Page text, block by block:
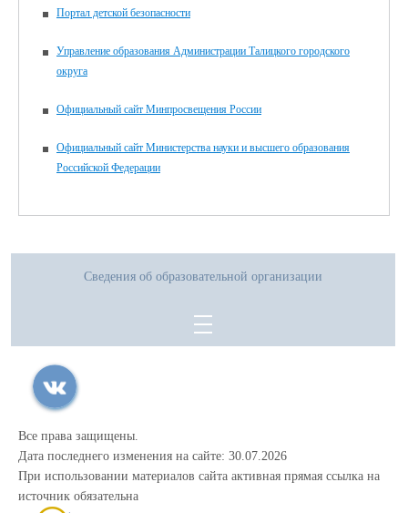
Портал детской безопасности
Управление образования Администрации Талицкого городского
округа
Официальный сайт Минпросвещения России
Официальный сайт Министерства науки и высшего образования
Российской Федерации
Сведения об образовательной организации
Все права защищены.
Дата последнего изменения на сайте: 30.07.2026
При использовании материалов сайта активная прямая ссылка на
источник обязательна